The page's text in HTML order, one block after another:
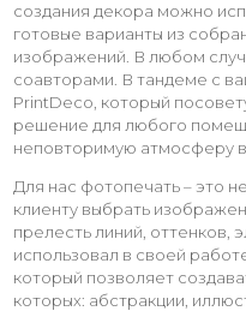
создания декора можно
готовые варианты из
изображений. В любом
соавторами. В тандеме с
PrintDeco, который
решение для любого
неповторимую атмосферу
Для нас фотопечать – это
клиенту выбрать
прелесть линий, оттенков,
использовал в своей
который позволяет
которых: абстракции,